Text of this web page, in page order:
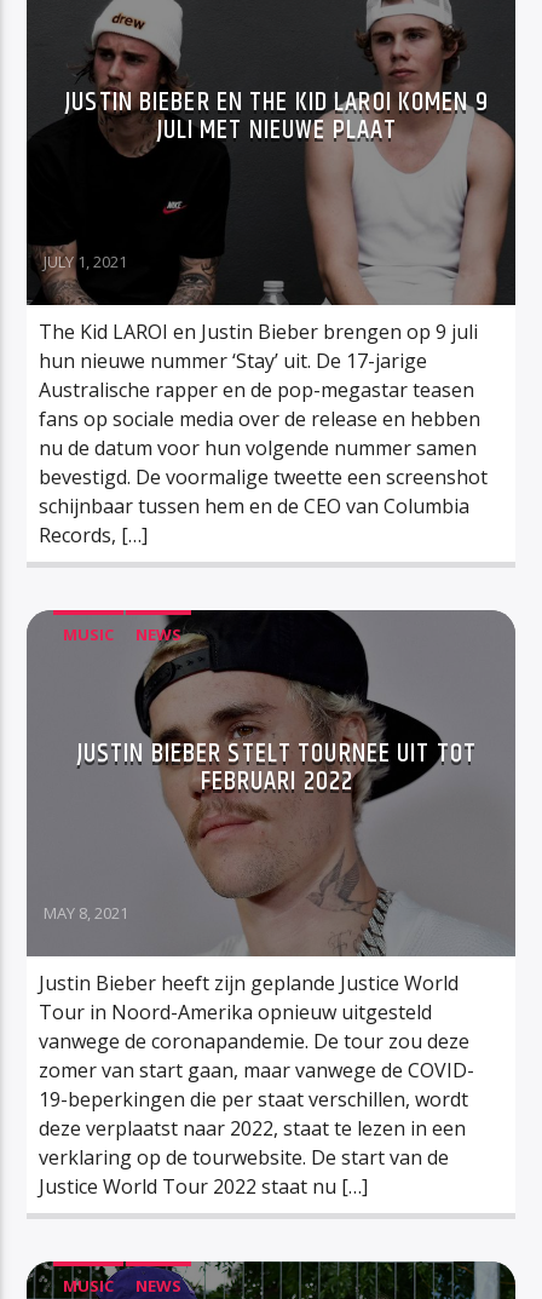
JUSTIN BIEBER EN THE KID LAROI KOMEN 9
JULI MET NIEUWE PLAAT
JULY 1, 2021
The Kid LAROI en Justin Bieber brengen op 9 juli
hun nieuwe nummer ‘Stay’ uit. De 17-jarige
Australische rapper en de pop-megastar teasen
fans op sociale media over de release en hebben
nu de datum voor hun volgende nummer samen
bevestigd. De voormalige tweette een screenshot
schijnbaar tussen hem en de CEO van Columbia
Records, […]
MUSIC NEWS
JUSTIN BIEBER STELT TOURNEE UIT TOT
FEBRUARI 2022
MAY 8, 2021
Justin Bieber heeft zijn geplande Justice World
Tour in Noord-Amerika opnieuw uitgesteld
vanwege de coronapandemie. De tour zou deze
zomer van start gaan, maar vanwege de COVID-
19-beperkingen die per staat verschillen, wordt
deze verplaatst naar 2022, staat te lezen in een
verklaring op de tourwebsite. De start van de
Justice World Tour 2022 staat nu […]
MUSIC NEWS